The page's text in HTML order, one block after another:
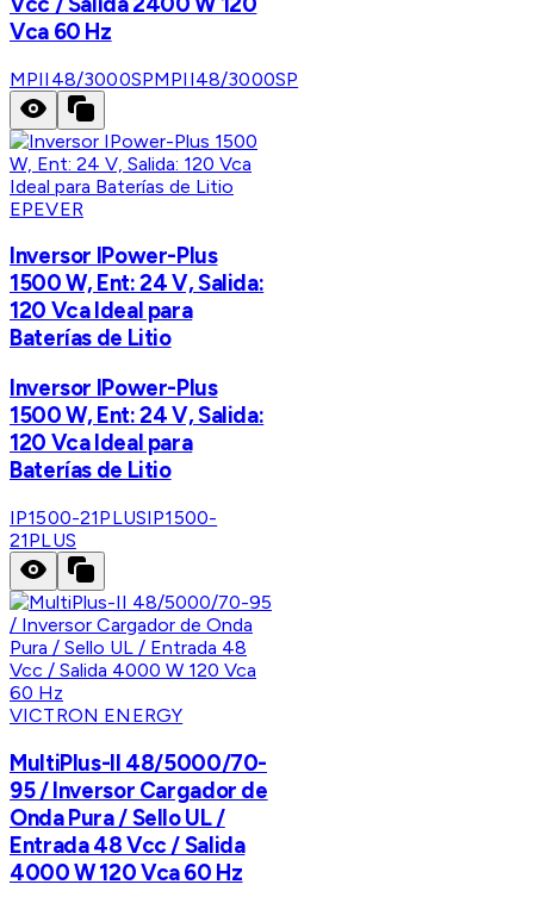
Vca 60 Hz
MPII48/3000SPMPII48/3000SP
EPEVER
Inversor IPower-Plus
1500 W, Ent: 24 V, Salida:
120 Vca Ideal para
Baterías de Litio
Inversor IPower-Plus
1500 W, Ent: 24 V, Salida:
120 Vca Ideal para
Baterías de Litio
IP1500-21PLUSIP1500-
21PLUS
VICTRON ENERGY
MultiPlus-II 48/5000/70-
95 / Inversor Cargador de
Onda Pura / Sello UL /
Entrada 48 Vcc / Salida
4000 W 120 Vca 60 Hz